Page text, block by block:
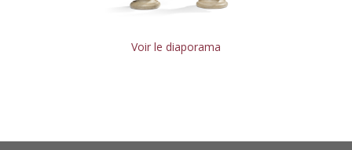
Voir le diaporama